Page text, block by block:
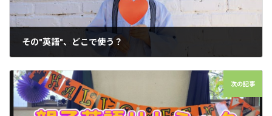
その"英語"、どこで使う？
2025年10月4日
次の記事